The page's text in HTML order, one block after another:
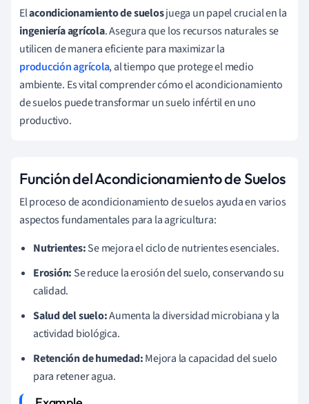
Elacondicionamiento de suelosjuega un papel crucial en la
ingeniería agrícola. Asegura que los recursos naturales se
utilicen de manera eficiente para maximizar la
producción agrícola, al tiempo que protege el medio
ambiente. Es vital comprender cómo el acondicionamiento
de suelos puede transformar un suelo infértil en uno
productivo.
Función del Acondicionamiento de Suelos
El proceso de acondicionamiento de suelos ayuda en varios
aspectos fundamentales para la agricultura:
Nutrientes:Se mejora el ciclo de nutrientes esenciales.
Erosión: Se reduce la erosión del suelo, conservando su
calidad.
Salud del suelo:Aumenta la diversidad microbiana y la
actividad biológica.
Retención de humedad:Mejora la capacidad del suelo
para retener agua.